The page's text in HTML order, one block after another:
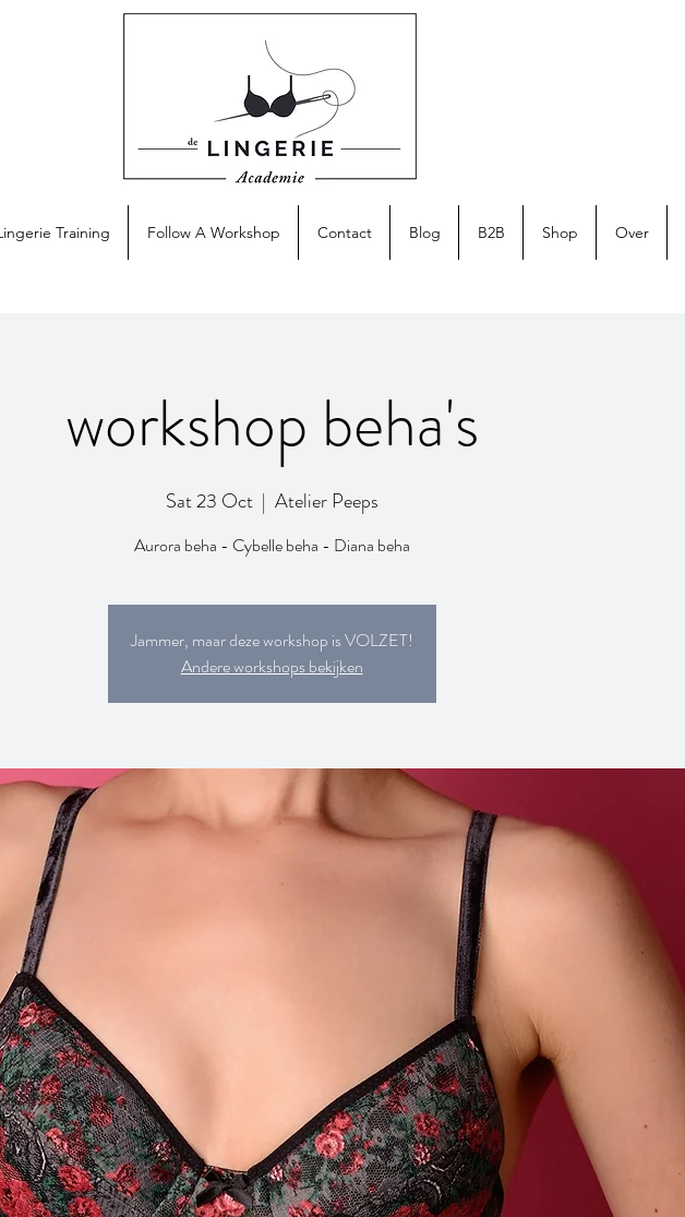
Training Follow A Workshop Contact Blog B2B Shop Over
workshop beha's
Sat 23 Oct
  |
Atelier Peeps
Aurora beha - Cybelle beha - Diana beha
Jammer, maar deze workshop is VOLZET!
Andere workshops bekijken